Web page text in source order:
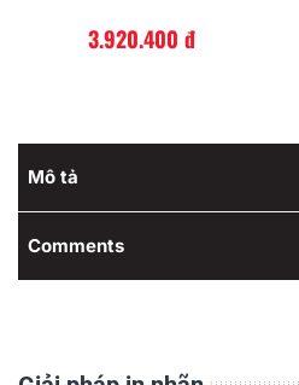
3.920.400 đ
Mô tả
Comments